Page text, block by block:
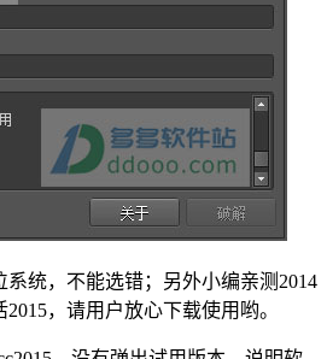
系统，不能选错；另外小编亲测2014
，请用户放心下载使用哟。